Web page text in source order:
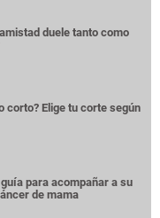
duele tanto como
corto? Elige tu corte según
para acompañar a su
de mama